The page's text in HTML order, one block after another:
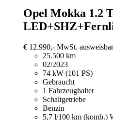
Opel Mokka 1.2
€ 12.990,- MwSt. ausweisbar
25.500 km
02/2023
74 kW (101 PS)
Gebraucht
1 Fahrzeughalter
Schaltgetriebe
Benzin
5,7 l/100 km (komb.)